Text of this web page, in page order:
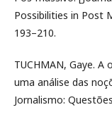
Possibilities in Post
193–210.
TUCHMAN, Gaye.
uma análise das
Jornalismo: